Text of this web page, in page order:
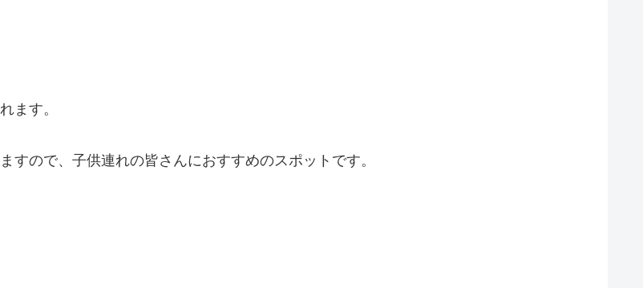
ます。
ので、子供連れの皆さんにおすすめのスポットです。